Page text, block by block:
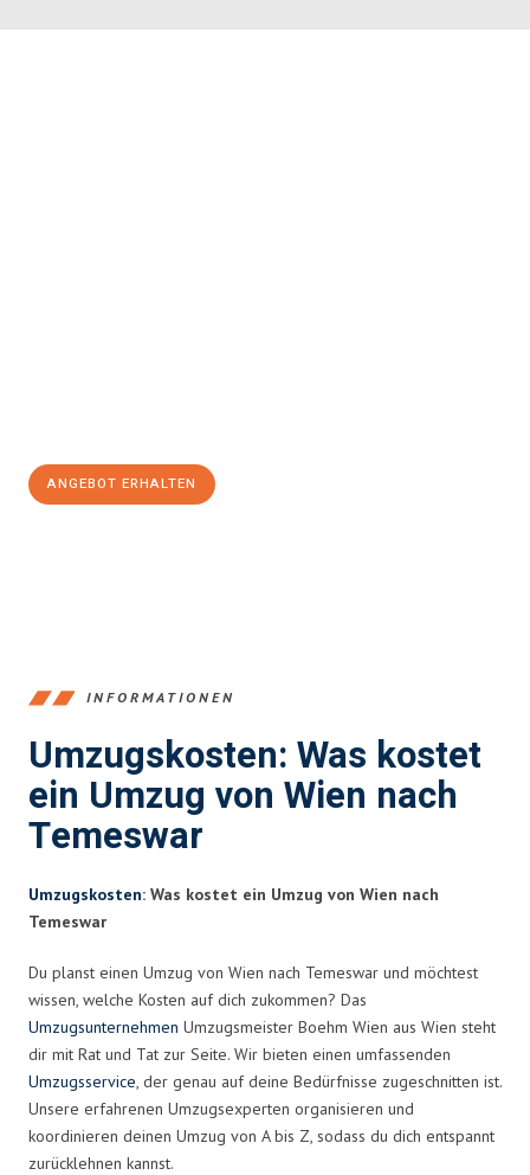
ANGEBOT ERHALTEN
INFORMATIONEN
Umzugskosten: Was kostet
ein Umzug von Wien nach
Temeswar
Umzugskosten: Was kostet ein Umzug von Wien nach
Temeswar
Du planst einen Umzug von Wien nach Temeswar und möchtest
wissen, welche Kosten auf dich zukommen? Das
Umzugsunternehmen Umzugsmeister Boehm Wien aus Wien steht
dir mit Rat und Tat zur Seite. Wir bieten einen umfassenden
Umzugsservice, der genau auf deine Bedürfnisse zugeschnitten ist.
Unsere erfahrenen Umzugsexperten organisieren und
koordinieren deinen Umzug von A bis Z, sodass du dich entspannt
zurücklehnen kannst.